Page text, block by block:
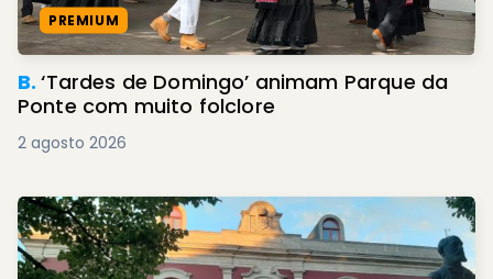
PREMIUM
B.‘Tardes de Domingo’ animam Parque da
Ponte com muito folclore
2 agosto 2026